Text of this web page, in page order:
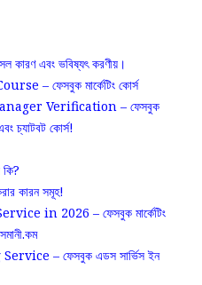
কারণ এবং ভবিষ্যৎ করণীয়।
– ফেসবুক মার্কেটিং কোর্স
Verification – ফেসবুক
চ্যাটবট কোর্স!
কারন সমূহ!
in 2026 – ফেসবুক মার্কেটিং
– ফেসবুক এডস সার্ভিস ইন